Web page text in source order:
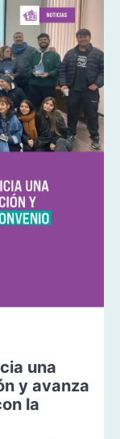
una
y avanza
la